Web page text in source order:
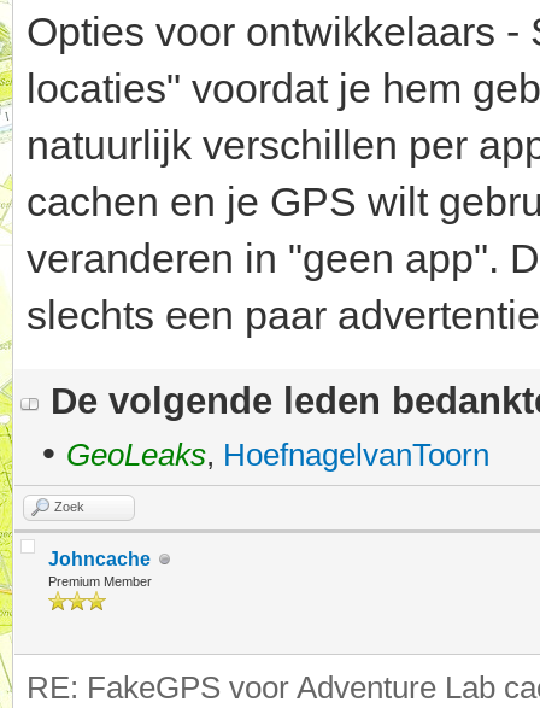
Opties voor ontwikkelaars
locaties" voordat je hem
natuurlijk verschillen per
cachen en je GPS wilt
veranderen in "geen app".
slechts een paar
De volgende leden
• GeoLeaks, HoefnagelvanToorn
Zoek
Johncache
Premium Member
RE: FakeGPS voor Adventure Lab